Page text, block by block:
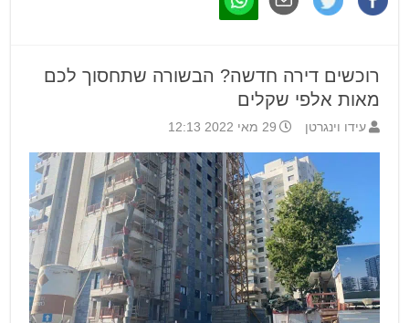
רוכשים דירה חדשה? הבשורה שתחסוך לכם
מאות אלפי שקלים
עידו וינגרטן 29 מאי 2022 12:13